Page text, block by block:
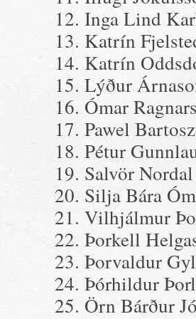
Inga Lind
Katrín
Katrín
Lýður
Ómar
Pawel
Pétur
Salvör Nordal
Silja Bára
Vilhjálmur
Þorkell
Þorvaldur
Þórhildur
Örn Bárður